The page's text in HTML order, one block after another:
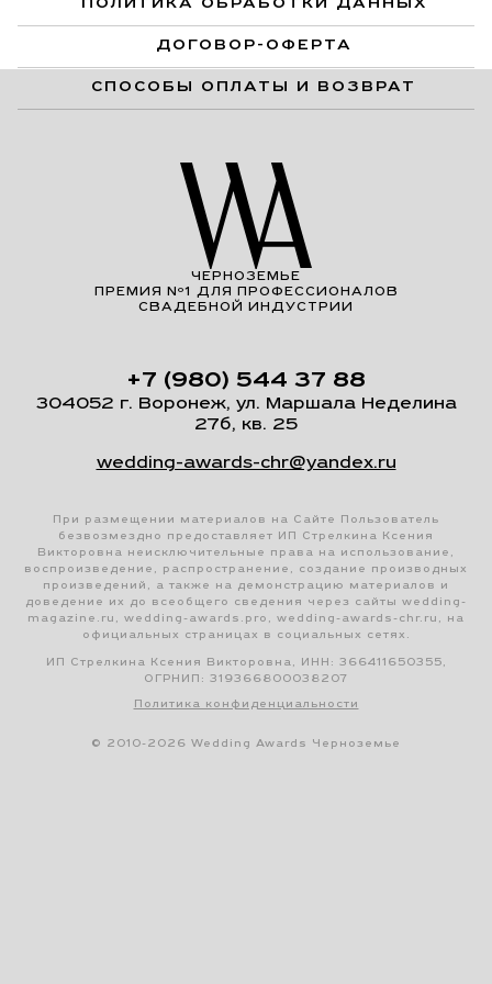
ПОЛИТИКА ОБРАБОТКИ ДАННЫХ
ДОГОВОР-ОФЕРТА
СПОСОБЫ ОПЛАТЫ И ВОЗВРАТ
ЧЕРНОЗЕМЬЕ
ПРЕМИЯ Nº1 ДЛЯ ПРОФЕССИОНАЛОВ
СВАДЕБНОЙ ИНДУСТРИИ
+7 (980) 544 37 88
304052 г. Воронеж, ул. Маршала Неделина
27б, кв. 25
wedding-awards-chr@yandex.ru
При размещении материалов на Сайте Пользователь
безвозмездно предоставляет ИП Стрелкина Ксения
Викторовна неисключительные права на использование,
воспроизведение, распространение, создание производных
произведений, а также на демонстрацию материалов и
доведение их до всеобщего сведения через сайты wedding-
magazine.ru, wedding-awards.pro, wedding-awards-chr.ru, на
официальных страницах в социальных сетях.
ИП Стрелкина Ксения Викторовна, ИНН: 366411650355,
ОГРНИП: 319366800038207
Политика конфиденциальности
© 2010-2026 Wedding Awards Черноземье